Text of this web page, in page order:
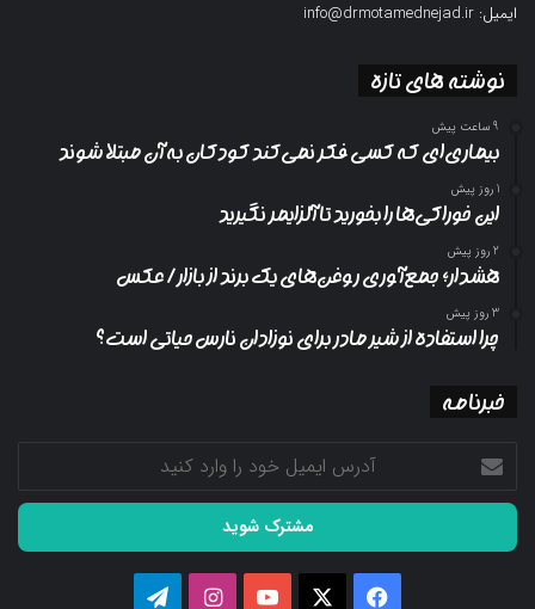
ایمیل: info@drmotamednejad.ir
نوشته های تازه
9 ساعت پیش
بیماری‌ای که کسی فکر نمی‌کند کودکان به آن مبتلا شوند
1 روز پیش
این خوراکی‌ها را بخورید تا آلزایمر نگیرید
2 روز پیش
هشدار؛ جمع‌آوری روغن‌های یک برند از بازار/ عکس
3 روز پیش
چرا استفاده از شیر مادر برای نوزادان نارس حیاتی است؟
خبرنامه
آدرس
ایمیل
خود
وارد
فیسبوک ایکسیوتیوباینستاگرامتلگرام